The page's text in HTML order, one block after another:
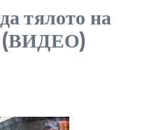
тялото на
(ВИДЕО)